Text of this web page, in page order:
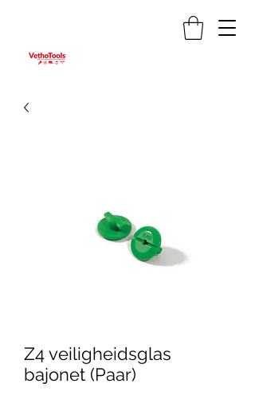
Z4 veiligheidsglas
bajonet (Paar)